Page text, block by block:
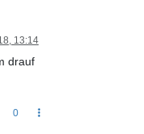
13:14
drauf
0